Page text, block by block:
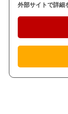
外部サイトで詳細